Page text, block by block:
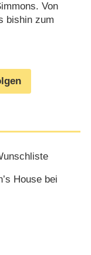
Von
bishin zum
House bei